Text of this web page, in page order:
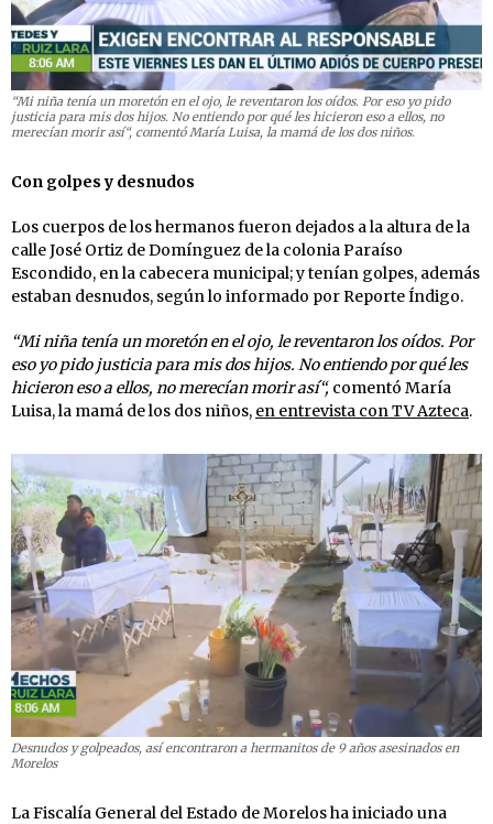
“Mi niña tenía un moretón en el ojo, le reventaron los oídos. Por eso yo pido
justicia para mis dos hijos. No entiendo por qué les hicieron eso a ellos, no
merecían morir así“, comentó María Luisa, la mamá de los dos niños.
Con golpes y desnudos
Los cuerpos de los hermanos fueron dejados a la altura de la
calle José Ortiz de Domínguez de la colonia Paraíso
Escondido, en la cabecera municipal; y tenían golpes, además
estaban desnudos, según lo informado por Reporte Índigo.
“Mi niña tenía un moretón en el ojo, le reventaron los oídos. Por
eso yo pido justicia para mis dos hijos. No entiendo por qué les
hicieron eso a ellos, no merecían morir así“, comentó María
Luisa, la mamá de los dos niños, en entrevista con TV Azteca.
Desnudos y golpeados, así encontraron a hermanitos de 9 años asesinados en
Morelos
La Fiscalía General del Estado de Morelos ha iniciado una